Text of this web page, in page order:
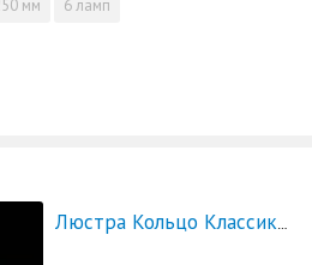
мм 6 ламп